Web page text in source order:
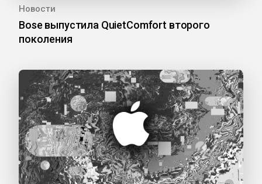
Новости
Bose выпустила QuietComfort второго
поколения